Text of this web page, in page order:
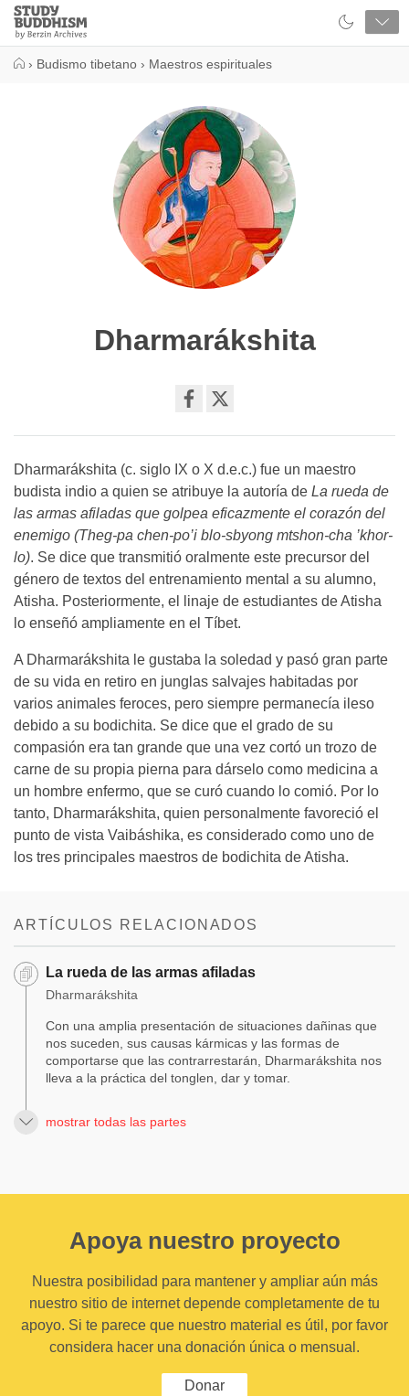
Close
Study
Buddhism
› Budismo tibetano › Maestros espirituales
Dharmarákshita
facebook
Dharmarákshita (c. siglo IX o X d.e.c.) fue un maestro
budista indio a quien se atribuye la autoría de La rueda de
las armas afiladas que golpea eficazmente el corazón del
enemigo (Theg-pa chen-po’i blo-sbyong mtshon-cha ’khor-
lo). Se dice que transmitió oralmente este precursor del
género de textos del entrenamiento mental a su alumno,
Atisha. Posteriormente, el linaje de estudiantes de Atisha
lo enseñó ampliamente en el Tíbet.
A Dharmarákshita le gustaba la soledad y pasó gran parte
de su vida en retiro en junglas salvajes habitadas por
varios animales feroces, pero siempre permanecía ileso
debido a su bodichita. Se dice que el grado de su
compasión era tan grande que una vez cortó un trozo de
carne de su propia pierna para dárselo como medicina a
un hombre enfermo, que se curó cuando lo comió. Por lo
tanto, Dharmarákshita, quien personalmente favoreció el
punto de vista Vaibáshika, es considerado como uno de
los tres principales maestros de bodichita de Atisha.
ARTÍCULOS RELACIONADOS
La rueda de las armas afiladas
Dharmarákshita
Con una amplia presentación de situaciones dañinas que
nos suceden, sus causas kármicas y las formas de
comportarse que las contrarrestarán, Dharmarákshita nos
lleva a la práctica del tonglen, dar y tomar.
mostrar todas las partes
Apoya nuestro proyecto
Nuestra posibilidad para mantener y ampliar aún más
nuestro sitio de internet depende completamente de tu
apoyo. Si te parece que nuestro material es útil, por favor
considera hacer una donación única o mensual.
Donar